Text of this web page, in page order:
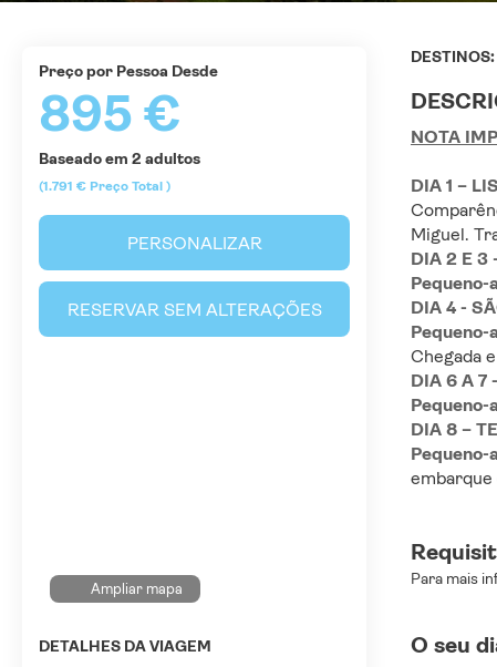
DESTINOS:
NOTA
DIA 1 –
Miguel.
DIA 2 E 3
Pequeno-
DIA 4 -
Pequeno-
Chegada
DIA 6 A 7
Pequeno-
DIA 8 –
Pequeno-
embarque
Para mais
O seu
Preço por Pessoa Desde
895 €
Baseado em 2 adultos
(1.791 € Preço Total )
PERSONALIZAR
RESERVAR SEM ALTERAÇÕES
Ampliar mapa
DETALHES DA VIAGEM